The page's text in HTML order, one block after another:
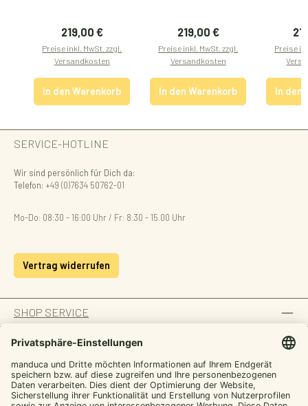
Regulärer Preis:
219,00 €
Preise inkl. MwSt. zzgl.
Versandkosten
In den Warenkorb
Regulärer Preis:
219,00 €
Preise inkl. MwSt. zzgl.
Versandkosten
In den Warenkorb
Preise
In den
SERVICE-HOTLINE
Wir sind persönlich für Dich da:
Telefon: +49 (0)7634 50762-01
Mo-Do: 08:30 - 16:00 Uhr / Fr: 8:30 - 15.00 Uhr
Vertrag widerrufen
SHOP SERVICE
INFORMATION
ZAHLUNGSARTEN
SICHER EINKAUFEN